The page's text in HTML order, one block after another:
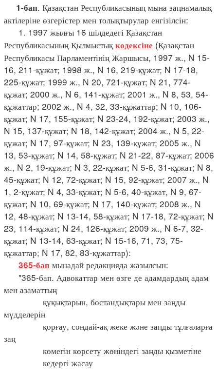
1-бап. Қазақстан Республикасының мына заңнамалық
актілеріне өзгерістер мен толықтырулар енгізілсін:
1. 1997 жылғы 16 шілдедегі Қазақстан
Республикасының Қылмыстық кодексіне (Қазақстан
Республикасы Парламентінің Жаршысы, 1997 ж., N 15-
16, 211-құжат; 1998 ж., N 16, 219-құжат; N 17-18,
225-құжат; 1999 ж., N 20, 721-құжат; N 21, 774-
құжат; 2000 ж., N 6, 141-құжат; 2001 ж., N 8, 53, 54-
құжаттар; 2002 ж., N 4, 32, 33-құжаттар; N 10, 106-
құжат; N 17, 155-құжат; N 23-24, 192-құжат; 2003 ж.,
N 15, 137-құжат; N 18, 142-құжат; 2004 ж., N 5, 22-
құжат; N 17, 97-құжат; N 23, 139-құжат; 2005 ж., N
13, 53-құжат; N 14, 58-құжат; N 21-22, 87-құжат; 2006
ж., N 2, 19-құжат; N 3, 22-құжат; N 5-6, 31-құжат; N 8,
45-құжат; N 12, 72-құжат; N 15, 92-құжат; 2007 ж., N
1, 2-құжат; N 4, 33-құжат; N 5-6, 40-құжат, N 9, 67-
құжат; N 10, 69-құжат; N 17, 140-құжат; 2008 ж., N
12, 48-құжат; N 13-14, 58-құжат; N 17-18, 72-құжат; N
23, 114-құжат; N 24, 126-құжат; 2009 ж., N 6-7, 32-
құжат; N 13-14, 63-құжат; N 15-16, 71, 73, 75-
құжаттар; N 17, 82, 83-құжаттар):
365-бап мынадай редакцияда жазылсын:
"365-бап. Адвокаттар мен өзге де адамдардың адам
мен азаматтың
құқықтарын, бостандықтары мен заңды
мүдделерін
қорғау, сондай-ақ жеке және заңды тұлғаларға
заң
көмегін көрсету жөніндегі заңды қызметіне
кедергі жасау